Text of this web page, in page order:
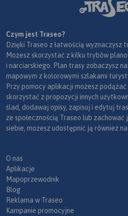
Czym jest Traseo?
Dzięki Traseo z łatwością wyznaczysz
Możesz skorzystać z kilku trybów
i narciarskiego. Plan trasy zobaczysz
mapowym z kolorowymi szlakami
Przy pomocy aplikacji możesz
skorzystać z propozycji innych
ślad, dodawaj opisy, zapisuj i edytuj
ze społecznością Traseo lub
siebie, możesz udostępnić ją również
O nas
Aplikacje
Mapoprzewodnik
Blog
Reklama w Traseo
Kampanie promocyjne